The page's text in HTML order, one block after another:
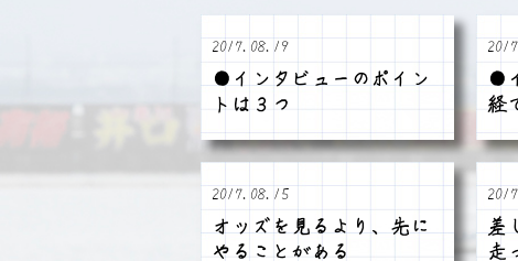
2017.08.19
●インタビューのポイン
トは３つ
●
経
2017.08.15
オッズを見るより、先に
やることがある
差
走